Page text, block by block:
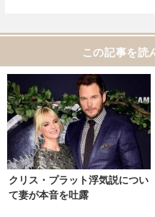
この記事を読
クリス・プラット浮気説につい
て妻が本音を吐露